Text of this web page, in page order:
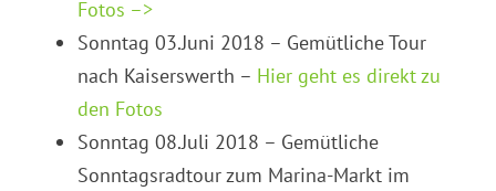
Fotos –>
Sonntag 03.Juni 2018 – Gemütliche Tour
nach Kaiserswerth – Hier geht es direkt zu
den Fotos
Sonntag 08.Juli 2018 – Gemütliche
Sonntagsradtour zum Marina-Markt im